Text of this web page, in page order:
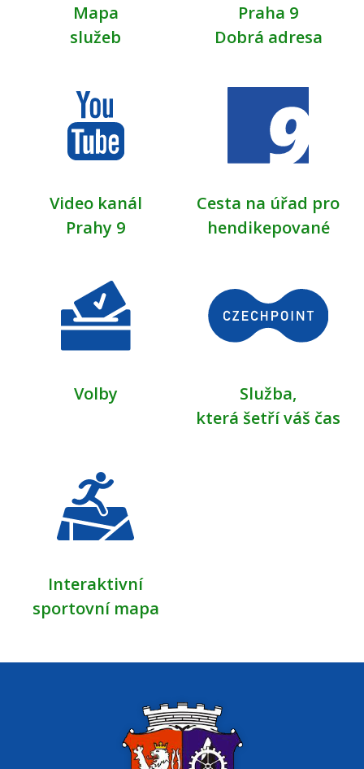
Mapa
služeb
Praha 9
Dobrá adresa
Video kanál
Prahy 9
Cesta na úřad pro
hendikepované
Volby
Služba,
která šetří váš čas
Interaktivní
sportovní mapa